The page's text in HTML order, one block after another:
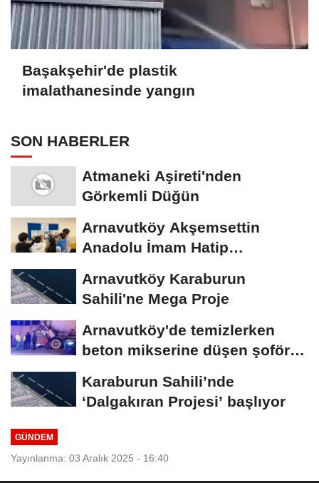
Başakşehir'de plastik
imalathanesinde yangın
SON HABERLER
Atmaneki Aşireti'nden
Görkemli Düğün
Arnavutköy Akşemsettin
Anadolu İmam Hatip
Arnavutköy Karaburun
Sahili'ne Mega Proje
Arnavutköy'de temizlerken
beton mikserine düşen şoför
Karaburun Sahili’nde
‘Dalgakıran Projesi’ başlıyor
GÜNDEM
Yayınlanma: 03 Aralık 2025 - 16:40